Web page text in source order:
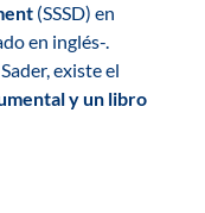
(SSSD) en
en inglés-.
existe el
y un libro